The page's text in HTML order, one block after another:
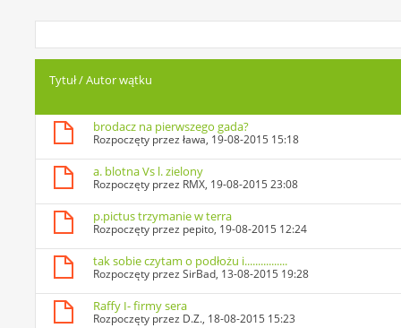
Tytuł/Autor wątku
brodacz na pierwszego gada?
Rozpoczęty przezława, 19-08-2015 15:18
a. blotna Vs l. zielony
Rozpoczęty przez RMX, 19-08-2015 23:08
p.pictus trzymanie w terra
Rozpoczęty przez pepito, 19-08-2015 12:24
tak sobie czytam o podłożu i................
Rozpoczęty przezSirBad, 13-08-2015 19:28
Raffy I- firmy sera
Rozpoczęty przez D.Z., 18-08-2015 15:23